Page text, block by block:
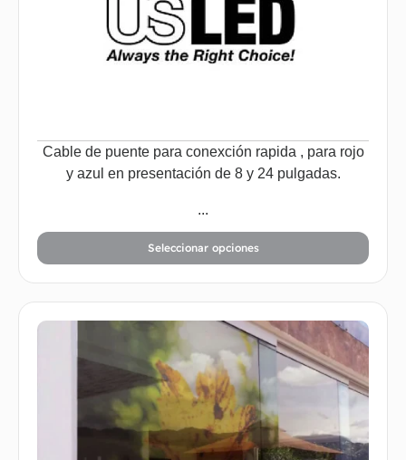
Cable de puente para conexción rapida , para rojo
y azul en presentación de 8 y 24 pulgadas.
...
Seleccionar opciones